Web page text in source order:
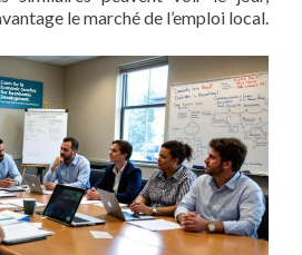
le marché de l’emploi local.